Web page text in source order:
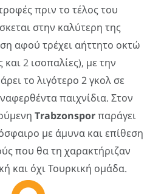
πριν το τέλος του
στην καλύτερη της
αφού τρέχει αήττητο οκτώ
και 2 ισοπαλίες), με την
το λιγότερο 2 γκολ σε
παιχνίδια. Στον
Trabzonsporπαράγει
με άμυνα και επίθεση
που θα τη χαρακτήριζαν
και όχι Τουρκική ομάδα.